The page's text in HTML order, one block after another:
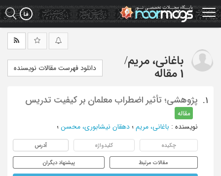
Skip
to
main
باغانی، مریم/
1 مقاله
دانلود فهرست مقالات نویسنده
1. پژوهشی؛ تأثیر اضطراب معلمان بر کیفیت تدریس
مقاله
نویسنده : باغانی، مریم ؛ دهقان نیشابوری، محسن ؛
چکیده کلیدواژه آدرس
مقالات مرتبط پیشنهاد دیگران